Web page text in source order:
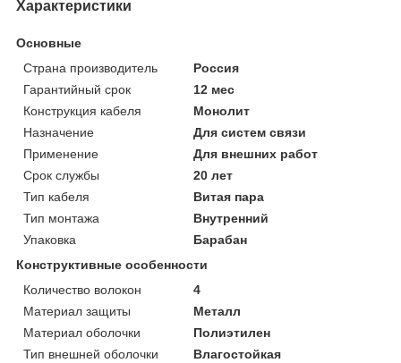
Характеристики
Основные
Страна производитель
Россия
Гарантийный срок
12 мес
Конструкция кабеля
Монолит
Назначение
Для систем связи
Применение
Для внешних работ
Срок службы
20 лет
Тип кабеля
Витая пара
Тип монтажа
Внутренний
Упаковка
Барабан
Конструктивные особенности
Количество волокон
4
Материал защиты
Металл
Материал оболочки
Полиэтилен
Тип внешней оболочки
Влагостойкая